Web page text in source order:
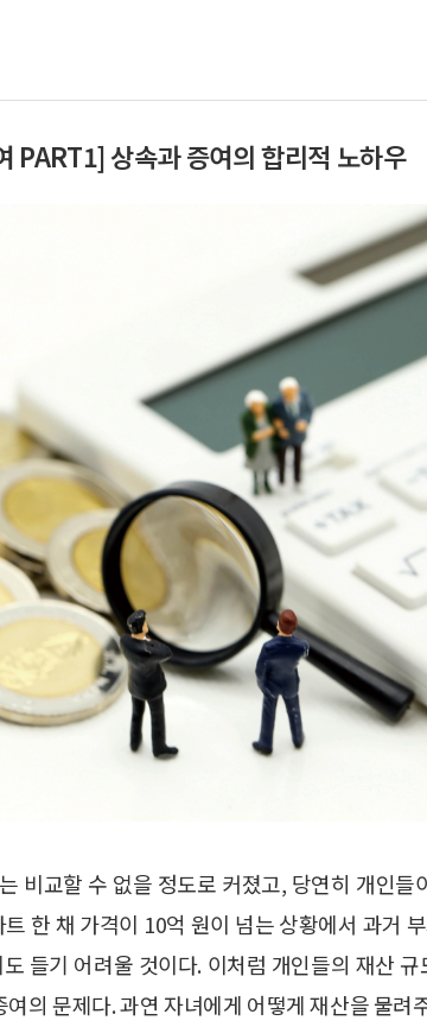
PART1] 상속과 증여의 합리적 노하우
비교할 수 없을 정도로 커졌고, 당연히 개인들
한 채 가격이 10억 원이 넘는 상황에서 과거
들기 어려울 것이다. 이처럼 개인들의 재산
의 문제다. 과연 자녀에게 어떻게 재산을 물려